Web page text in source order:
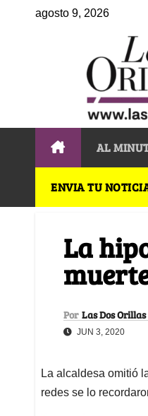
agosto 9, 2026
AL
ENVIA TU
La
Por Las Dos Orillas
JUN 3, 2020
La alcaldesa omitió
redes se lo